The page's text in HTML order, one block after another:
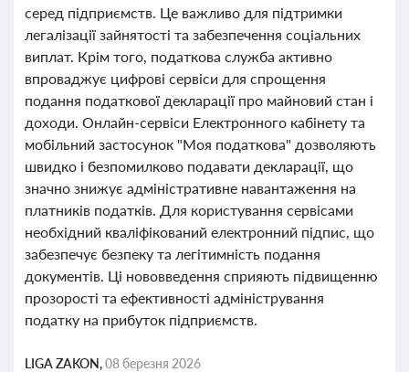
серед підприємств. Це важливо для підтримки
легалізації зайнятості та забезпечення соціальних
виплат. Крім того, податкова служба активно
впроваджує цифрові сервіси для спрощення
подання податкової декларації про майновий стан і
доходи. Онлайн-сервіси Електронного кабінету та
мобільний застосунок "Моя податкова" дозволяють
швидко і безпомилково подавати декларації, що
значно знижує адміністративне навантаження на
платників податків. Для користування сервісами
необхідний кваліфікований електронний підпис, що
забезпечує безпеку та легітимність подання
документів. Ці нововведення сприяють підвищенню
прозорості та ефективності адміністрування
податку на прибуток підприємств.
LIGA ZAKON,08 березня 2026